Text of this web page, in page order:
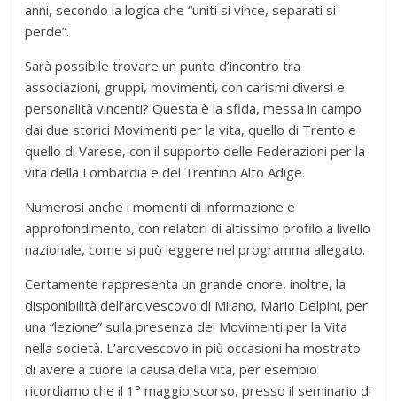
anni, secondo la logica che “uniti si vince, separati si
perde”.
Sarà possibile trovare un punto d’incontro tra
associazioni, gruppi, movimenti, con carismi diversi e
personalità vincenti? Questa è la sfida, messa in campo
dai due storici Movimenti per la vita, quello di Trento e
quello di Varese, con il supporto delle Federazioni per la
vita della Lombardia e del Trentino Alto Adige.
Numerosi anche i momenti di informazione e
approfondimento, con relatori di altissimo profilo a livello
nazionale, come si può leggere nel programma allegato.
Certamente rappresenta un grande onore, inoltre, la
disponibilità dell’arcivescovo di Milano, Mario Delpini, per
una “lezione” sulla presenza dei Movimenti per la Vita
nella società. L’arcivescovo in più occasioni ha mostrato
di avere a cuore la causa della vita, per esempio
ricordiamo che il 1° maggio scorso, presso il seminario di